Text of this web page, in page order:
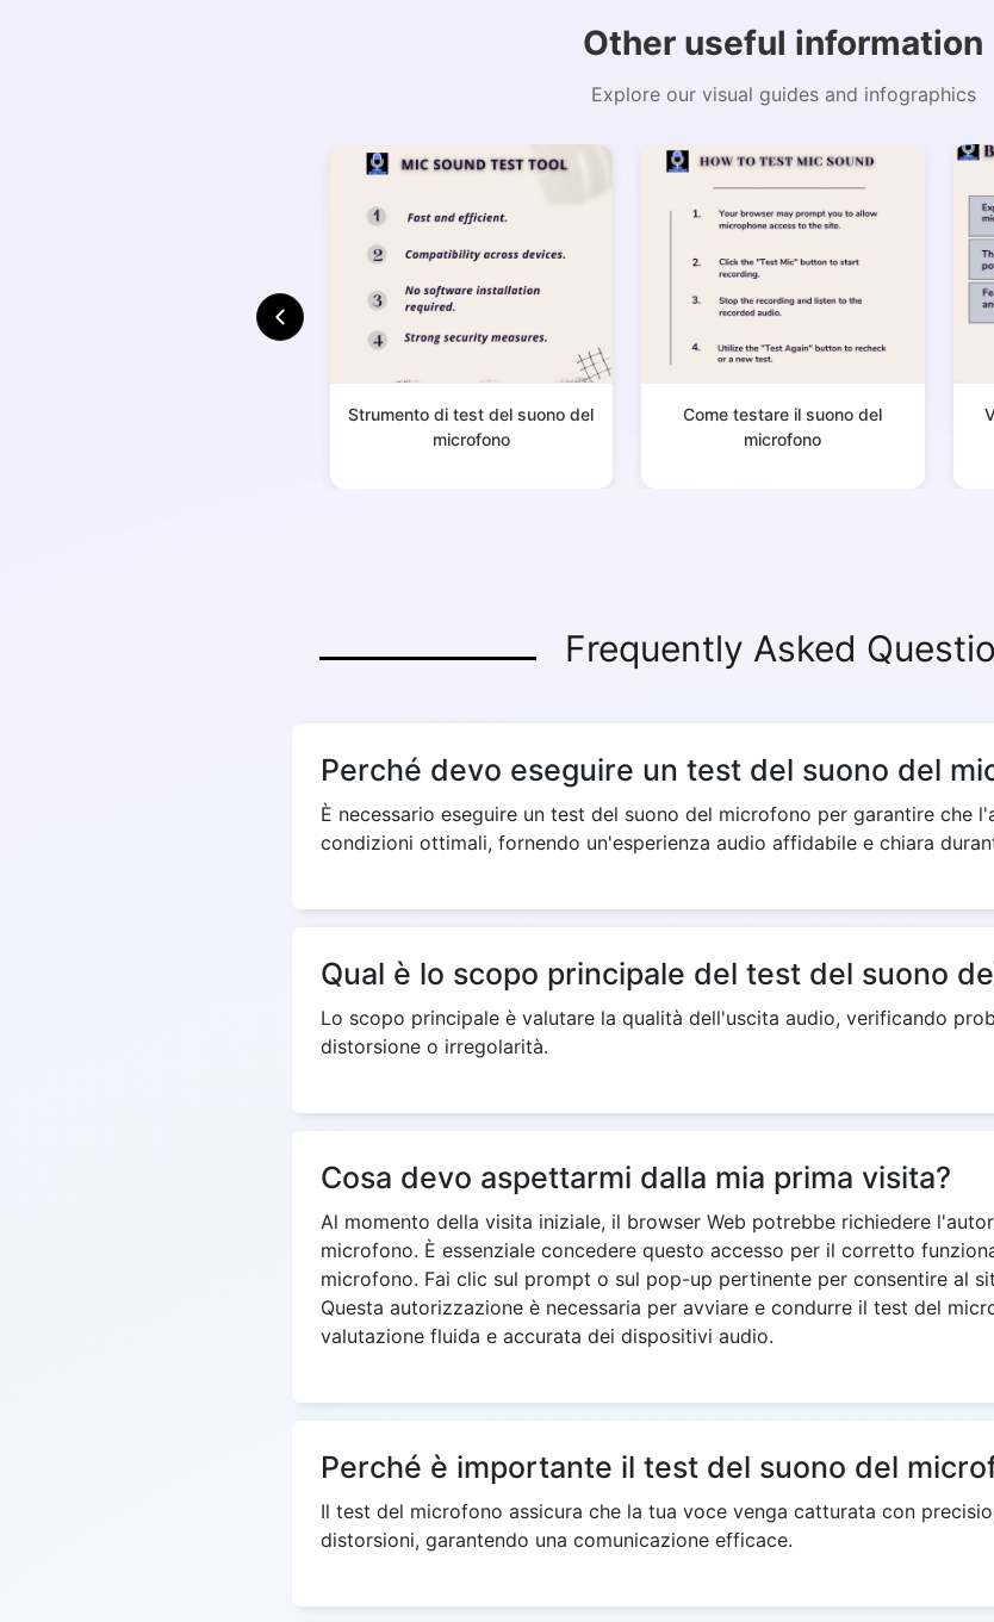
Other useful information
Explore our visual guides and infographics
Strumento di test del suono del
microfono
Come testare il suono del
microfono
Frequently Asked
Perché devo eseguire un test del suono del
È necessario eseguire un test del suono del microfono per garantire che
condizioni ottimali, fornendo un'esperienza audio affidabile e chiara
Qual è lo scopo principale del test del suono
Lo scopo principale è valutare la qualità dell'uscita audio, verificando
distorsione o irregolarità.
Cosa devo aspettarmi dalla mia prima visita?
Al momento della visita iniziale, il browser Web potrebbe richiedere
microfono. È essenziale concedere questo accesso per il corretto
microfono. Fai clic sul prompt o sul pop-up pertinente per consentire al
Questa autorizzazione è necessaria per avviare e condurre il test del
valutazione fluida e accurata dei dispositivi audio.
Perché è importante il test del suono del
Il test del microfono assicura che la tua voce venga catturata con
distorsioni, garantendo una comunicazione efficace.